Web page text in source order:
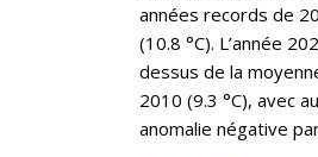
années records de
(10.8 °C). L’année
dessus de la
2010 (9.3 °C), avec
anomalie négative